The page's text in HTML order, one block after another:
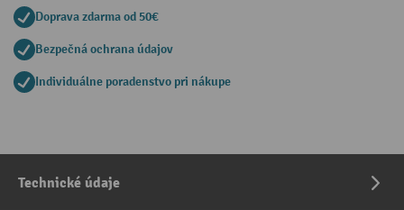
Doprava zdarma od 50€
Bezpečná ochrana údajov
Individuálne poradenstvo pri nákupe
Technické údaje